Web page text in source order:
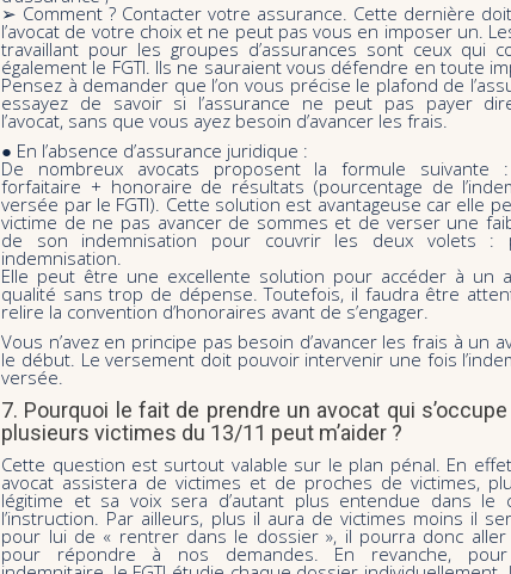
➢ Comment ? Contacter votre assurance. Cette dernière
l’avocat de votre choix et ne peut pas vous en imposer un.
travaillant pour les groupes d’assurances sont ceux qui
également le FGTI. Ils ne sauraient vous défendre en toute
Pensez à demander que l’on vous précise le plafond de
essayez de savoir si l’assurance ne peut pas payer
l’avocat, sans que vous ayez besoin d’avancer les frais.
● En l’absence d’assurance juridique :
De nombreux avocats proposent la formule suivante
forfaitaire + honoraire de résultats (pourcentage de
versée par le FGTI). Cette solution est avantageuse car elle
victime de ne pas avancer de sommes et de verser une
de son indemnisation pour couvrir les deux volets :
indemnisation.
Elle peut être une excellente solution pour accéder à un
qualité sans trop de dépense. Toutefois, il faudra être
relire la convention d’honoraires avant de s’engager.
Vous n’avez en principe pas besoin d’avancer les frais à un
le début. Le versement doit pouvoir intervenir une fois
versée.
7. Pourquoi le fait de prendre un avocat qui
plusieurs victimes du 13/11 peut m’aider ?
Cette question est surtout valable sur le plan pénal. En
avocat assistera de victimes et de proches de victimes,
légitime et sa voix sera d’autant plus entendue dans le
l’instruction. Par ailleurs, plus il aura de victimes moins il
pour lui de « rentrer dans le dossier », il pourra donc aller
pour répondre à nos demandes. En revanche, pour